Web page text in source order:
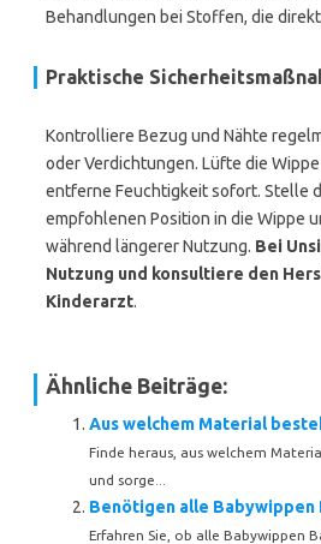
Behandlungen bei Stoffen, die
Praktische
Kontrolliere Bezug und Nähte
oder Verdichtungen. Lüfte die
entferne Feuchtigkeit sofort. Stelle
empfohlenen Position in die Wippe
während längerer Nutzung. Bei
Nutzung und konsultiere den
Kinderarzt.
Ähnliche Beiträge:
Aus welchem Material
Finde heraus, aus welchem
und sorge...
Benötigen alle Babywippen
Erfahren Sie, ob alle Babywippen